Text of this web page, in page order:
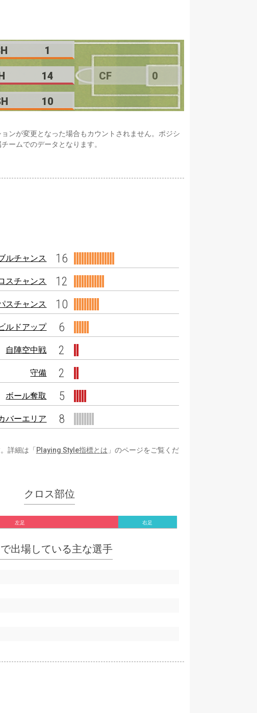
1
14 CF 0
10
ンが変更となった場合もカウントされません。ポジシ
ームでのデータとなります。
ルチャンス 16
スチャンス 12
スチャンス 10
ルドアップ 6
自陣空中戦 2
守備 2
ボール奪取 5
バーエリア 8
詳細は「Playing Style指標とは 」のページをご覧くだ
クロス部位
左足 右足
出場している主な選手